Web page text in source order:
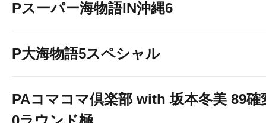
Pスーパー海物語IN沖縄6
P大海物語5スペシャル
PAコマコマ倶楽部 with 坂本冬美 89確